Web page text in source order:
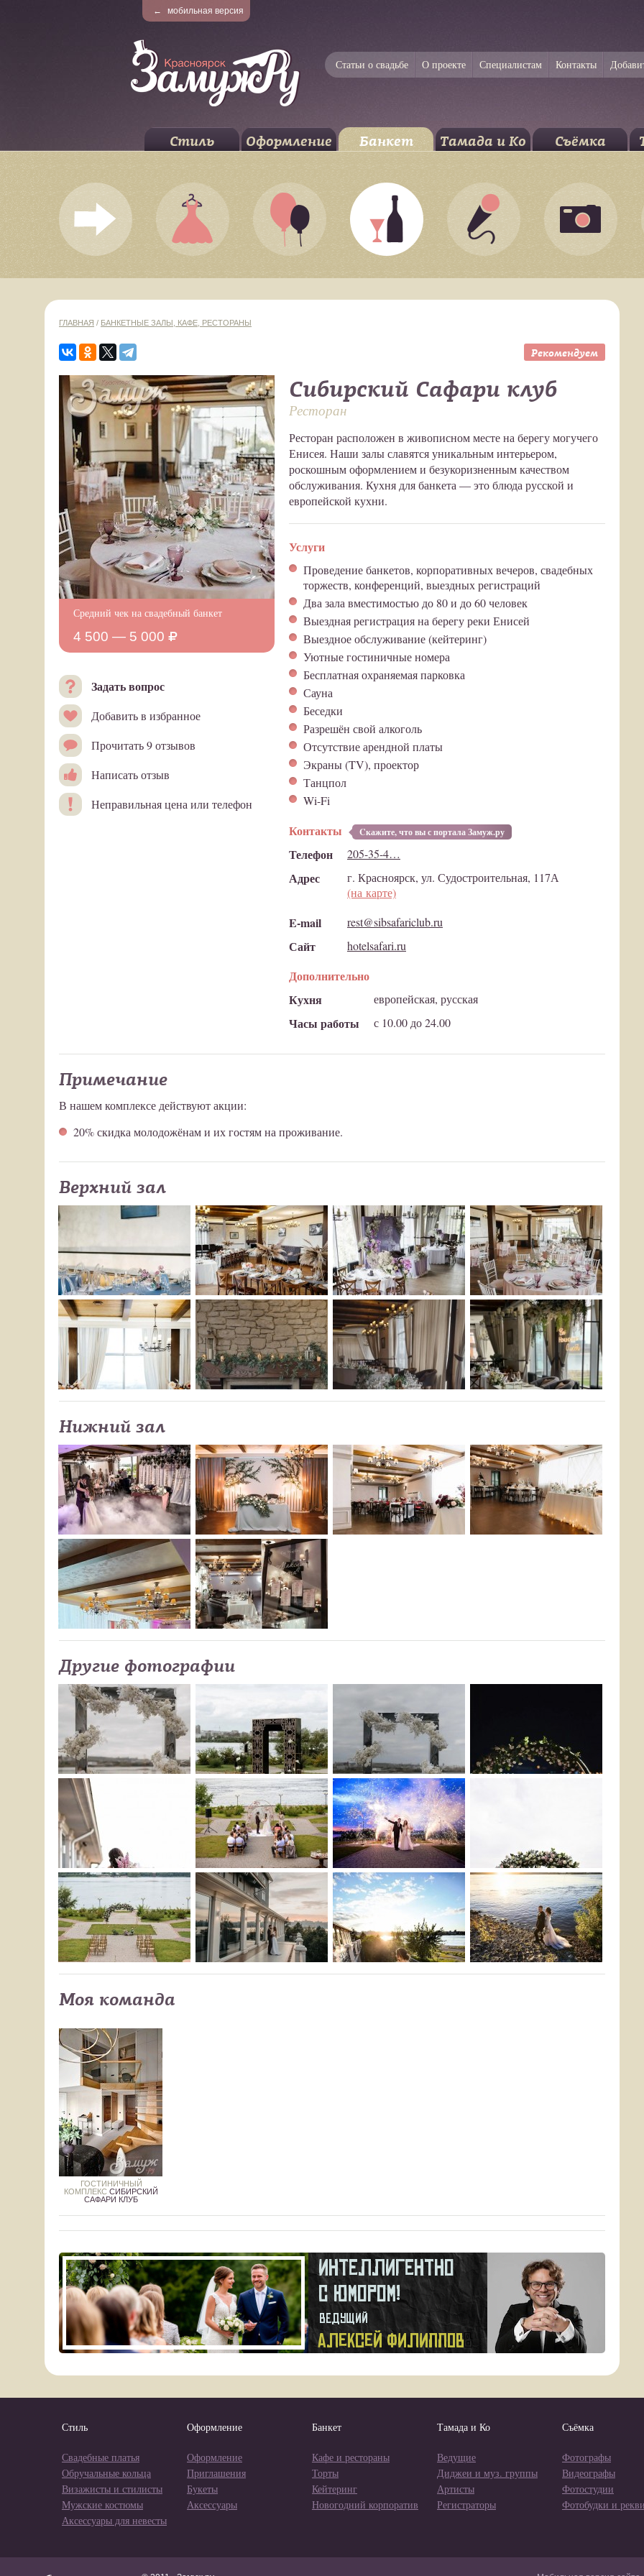
Статьи о свадьбе О проекте Специалистам Контакты
← мобильная версия
Стиль Оформление Банкет Тамада и Ко Съёмка
ГЛАВНАЯ / БАНКЕТНЫЕ ЗАЛЫ, КАФЕ, РЕСТОРАНЫ
Рекомендуем
Средний чек на свадебный банкет
4 500 — 5 000
Задать вопрос
Добавить в избранное
Прочитать 9 отзывов
Написать отзыв
Неправильная цена или телефон
Сибирский Сафари клуб
Ресторан
Ресторан расположен в живописном месте на берегу могучего
Енисея. Наши залы славятся уникальным интерьером,
роскошным оформлением и безукоризненным качеством
обслуживания. Кухня для банкета — это блюда русской и
европейской кухни.
Услуги
Проведение банкетов, корпоративных вечеров, свадебных
торжеств, конференций, выездных регистраций
Два зала вместимостью до 80 и до 60 человек
Выездная регистрация на берегу реки Енисей
Выездное обслуживание (кейтеринг)
Уютные гостиничные номера
Бесплатная охраняемая парковка
Сауна
Беседки
Разрешён свой алкоголь
Отсутствие арендной платы
Экраны (TV), проектор
Танцпол
Wi-Fi
Контакты Cкажите, что вы с портала Замуж.ру
Телефон 205-35-4…
Адрес
г. Красноярск, ул. Судостроительная, 117А
(на карте)
E-mail rest@sibsafariclub.ru
Сайт hotelsafari.ru
Дополнительно
Кухня
европейская, русская
Часы работы с 10.00 до 24.00
Примечание
В нашем комплексе действуют акции:
20% скидка молодожёнам и их гостям на проживание.
Верхний зал
Нижний зал
Другие фотографии
Моя команда
ГОСТИНИЧНЫЙ
КОМПЛЕКС СИБИРСКИЙ
САФАРИ КЛУБ
Стиль
Свадебные платья
Обручальные кольца
Визажисты и стилисты
Мужские костюмы
Аксессуары для невесты
Оформление
Оформление
Приглашения
Букеты
Аксессуары
Банкет
Кафе и рестораны
Торты
Кейтеринг
Новогодний корпоратив
Тамада и Ко
Ведущие
Диджеи и муз. группы
Артисты
Регистраторы
Съёмка
Фотографы
Видеографы
Фотостудии
Фотобудки и